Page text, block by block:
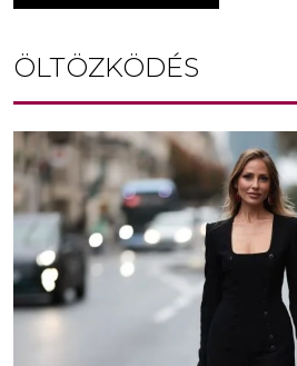
ÖLTÖZKÖDÉS